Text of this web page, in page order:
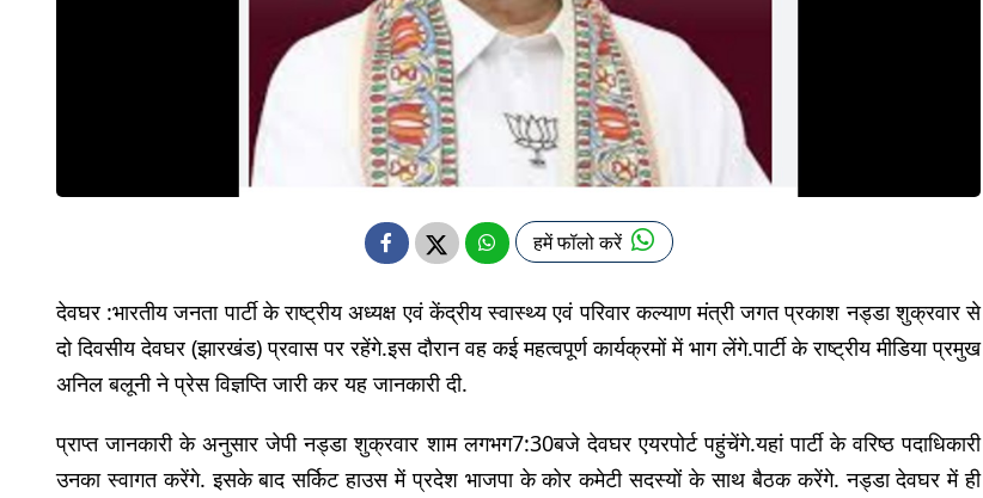
हमें फॉलो करें
देवघर :भारतीय जनता पार्टी के राष्ट्रीय अध्यक्ष एवं केंद्रीय स्वास्थ्य एवं परिवार कल्याण मंत्री जगत प्रकाश नड्डा शुक्रवार से
दो दिवसीय देवघर (झारखंड) प्रवास पर रहेंगे.इस दौरान वह कई महत्वपूर्ण कार्यक्रमों में भाग लेंगे.पार्टी के राष्ट्रीय मीडिया प्रमुख
अनिल बलूनी ने प्रेस विज्ञप्ति जारी कर यह जानकारी दी.
प्राप्त जानकारी के अनुसार जेपी नड्डा शुक्रवार शाम लगभग7:30बजे देवघर एयरपोर्ट पहुंचेंगे.यहां पार्टी के वरिष्ठ पदाधिकारी
उनका स्वागत करेंगे. इसके बाद सर्किट हाउस में प्रदेश भाजपा के कोर कमेटी सदस्यों के साथ बैठक करेंगे. नड्डा देवघर में ही